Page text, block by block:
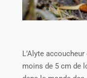
L’Alyte
moins de 5 cm de